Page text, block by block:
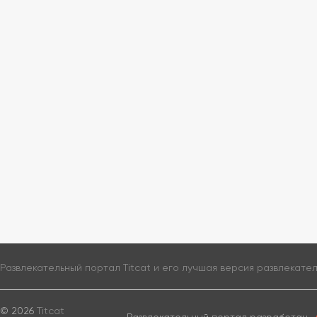
Развлекательный портал Titcat и его лучшая версия
© 2026 Titcat